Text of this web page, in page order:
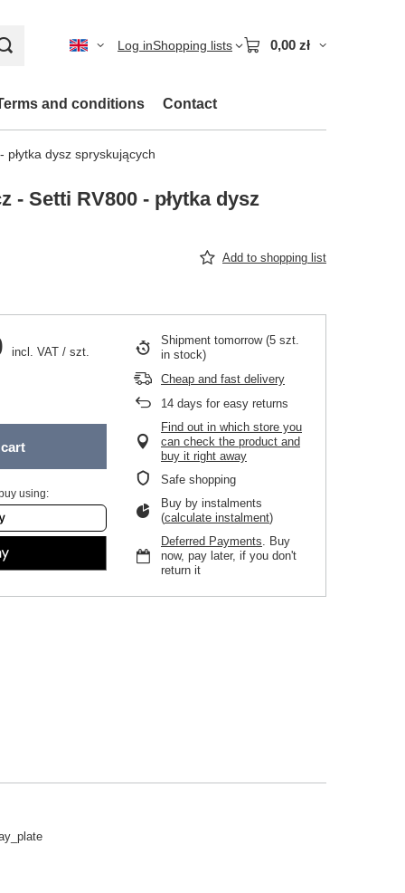
Log inShopping lists 0,00 zł
and conditions Contact
dysz spryskujących
- Setti RV800 - płytka dysz
Add to shopping list
incl. VAT / szt.
using:
Shipment tomorrow (5 szt.
in stock)
Cheap and fast delivery
14 days for easy returns
Find out in which store you
can check the product and
buy it right away
Safe shopping
Buy by instalments
(calculate instalment)
Deferred Payments. Buy
now, pay later, if you don't
return it